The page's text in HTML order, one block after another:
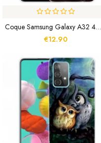
Coque Samsung Galaxy A32 4G Rêve De Chaton
€12.90